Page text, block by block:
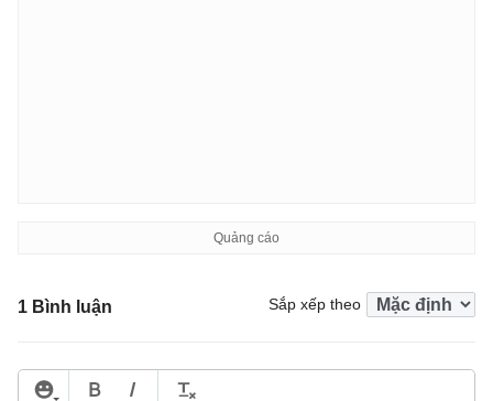
1 Bình luận Sắp xếp theo